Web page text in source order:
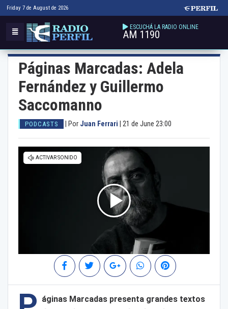
Friday 7 de August de 2026
ESCUCHÁ LA RADIO ONLINE
AM 1190
Páginas Marcadas: Adela
Fernández y Guillermo
Saccomanno
PODCASTS Por Juan Ferrari 21 de June 23:00
áginas Marcadas presenta grandes textos